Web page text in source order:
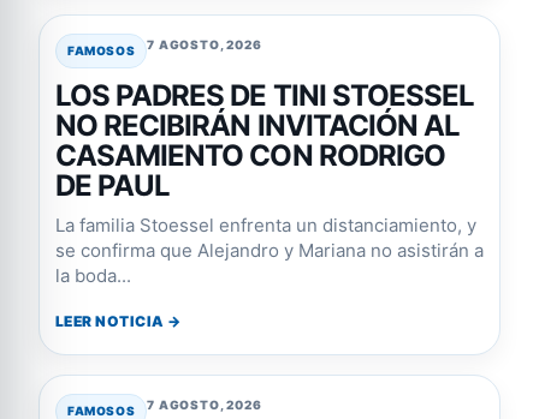
FAMOSOS 7 AGOSTO, 2026
LOS PADRES DE TINI STOESSEL
NO RECIBIRÁN INVITACIÓN AL
CASAMIENTO CON RODRIGO
DE PAUL
La familia Stoessel enfrenta un distanciamiento, y
se confirma que Alejandro y Mariana no asistirán a
la boda...
LEER NOTICIA →
FAMOSOS 7 AGOSTO, 2026